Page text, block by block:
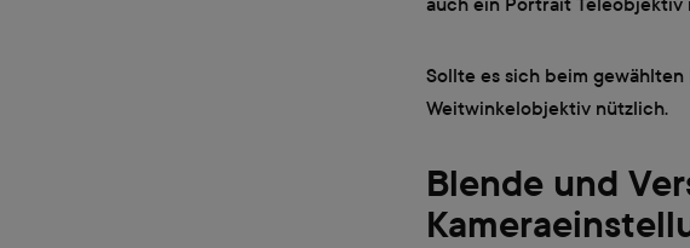
Sollte es sich beim
Weitwinkelobjektiv nützlich.
Blende und